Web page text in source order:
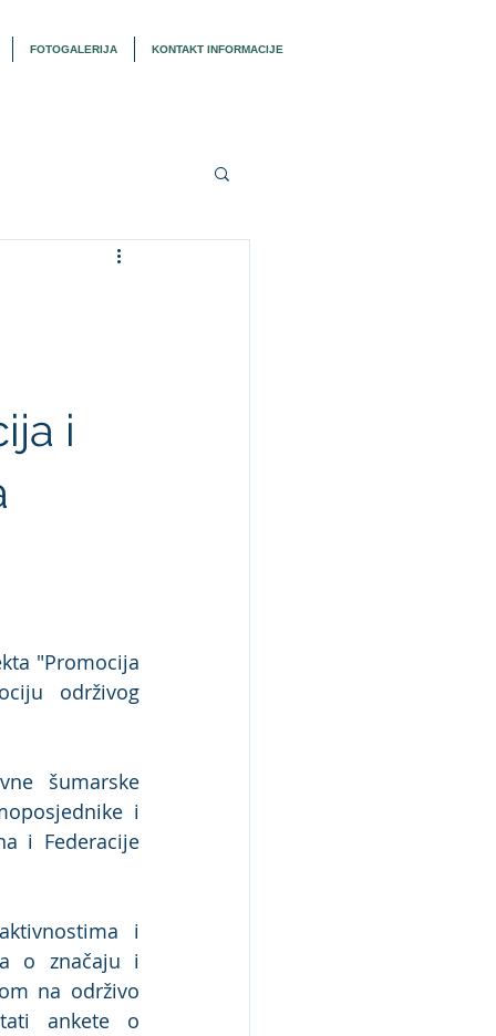
FOTOGALERIJA KONTAKT INFORMACIJE
i
"Promocija
održivog
šumarske
i
i Federacije
i
o značaju i
na održivo
ankete o